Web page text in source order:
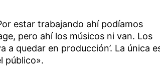
estar trabajando ahí podíamos
pero ahí los músicos ni van. Los
a quedar en producción’. La única
público».